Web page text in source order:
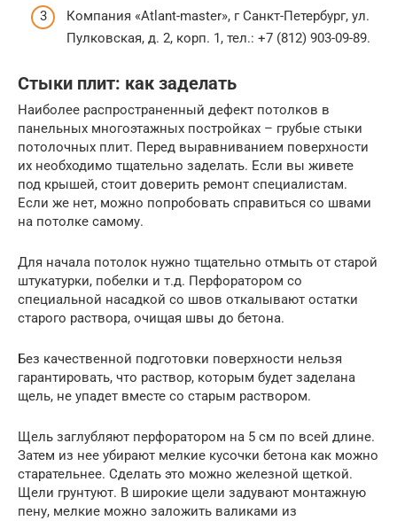
Компания «Atlant-master», г Санкт-Петербург, ул.
Пулковская, д. 2, корп. 1, тел.: +7 (812) 903-09-89.
Стыки плит: как заделать
Наиболее распространенный дефект потолков в
панельных многоэтажных постройках – грубые стыки
потолочных плит. Перед выравниванием поверхности
их необходимо тщательно заделать. Если вы живете
под крышей, стоит доверить ремонт специалистам.
Если же нет, можно попробовать справиться со швами
на потолке самому.
Для начала потолок нужно тщательно отмыть от старой
штукатурки, побелки и т.д. Перфоратором со
специальной насадкой со швов откалывают остатки
старого раствора, очищая швы до бетона.
Без качественной подготовки поверхности нельзя
гарантировать, что раствор, которым будет заделана
щель, не упадет вместе со старым раствором.
Щель заглубляют перфоратором на 5 см по всей длине.
Затем из нее убирают мелкие кусочки бетона как можно
старательнее. Сделать это можно железной щеткой.
Щели грунтуют. В широкие щели задувают монтажную
пену, мелкие можно заложить валиками из